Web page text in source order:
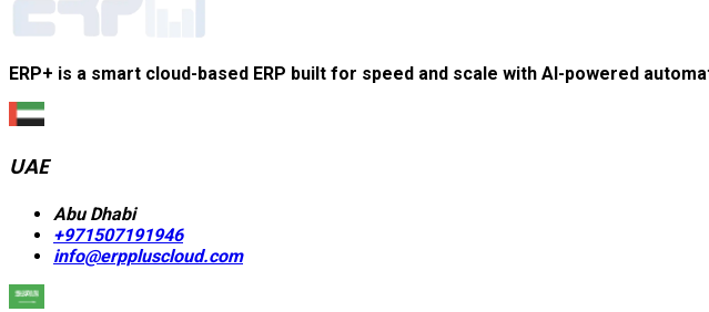
ERP+ is a smart cloud-based ERP built for speed and scale with AI-powered
UAE
Abu Dhabi
+971507191946
info@erppluscloud.com